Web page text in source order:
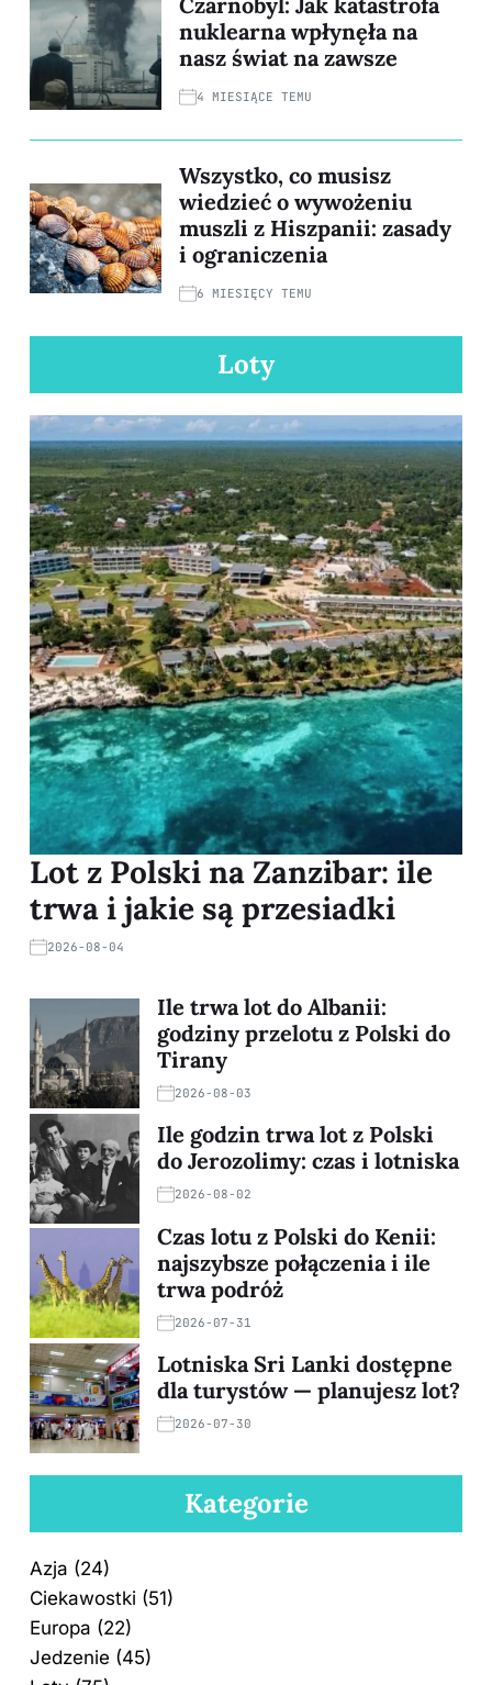
nuklearna wpłynęła na
nasz świat na zawsze
4 MIESIĄCE TEMU
Wszystko, co musisz
wiedzieć o wywożeniu
muszli z Hiszpanii: zasady
i ograniczenia
6 MIESIĘCY TEMU
Loty
Lot z Polski na Zanzibar: ile
trwa i jakie są przesiadki
2026-08-04
Ile trwa lot do Albanii:
godziny przelotu z Polski do
Tirany
2026-08-03
Ile godzin trwa lot z Polski
do Jerozolimy: czas i lotniska
2026-08-02
Czas lotu z Polski do Kenii:
najszybsze połączenia i ile
trwa podróż
2026-07-31
Lotniska Sri Lanki dostępne
dla turystów — planujesz lot?
2026-07-30
Kategorie
Azja (24)
Ciekawostki (51)
Europa (22)
Jedzenie (45)